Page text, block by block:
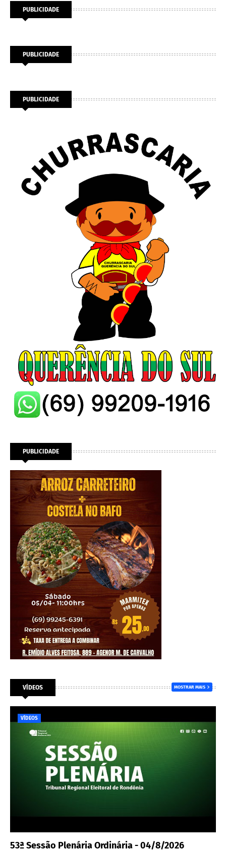
PUBLICIDADE
PUBLICIDADE
PUBLICIDADE
PUBLICIDADE
VÍDEOS MOSTRAR MAIS
VÍDEOS
53ª Sessão Plenária Ordinária - 04/8/2026